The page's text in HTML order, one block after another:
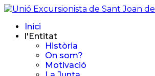
Inici
l'Entitat
Història
On som?
Motivació